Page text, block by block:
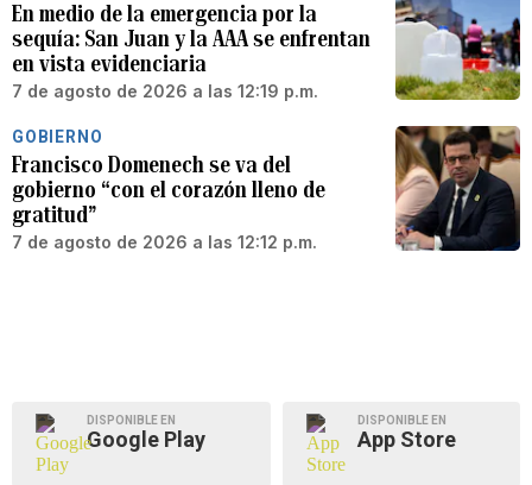
En medio de la emergencia por la
sequía: San Juan y la AAA se enfrentan
en vista evidenciaria
7 de agosto de 2026 a las 12:19 p.m.
GOBIERNO
Francisco Domenech se va del
gobierno “con el corazón lleno de
gratitud”
7 de agosto de 2026 a las 12:12 p.m.
DISPONIBLE EN
Google Play
DISPONIBLE EN
App Store